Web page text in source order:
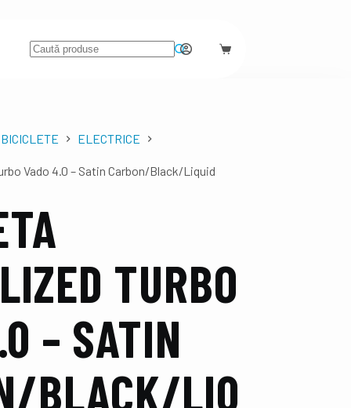
BICICLETE ELECTRICE
Vado 4.0 – Satin Carbon/Black/Liquid
TURBO
– SATIN
BLACK/LIQ